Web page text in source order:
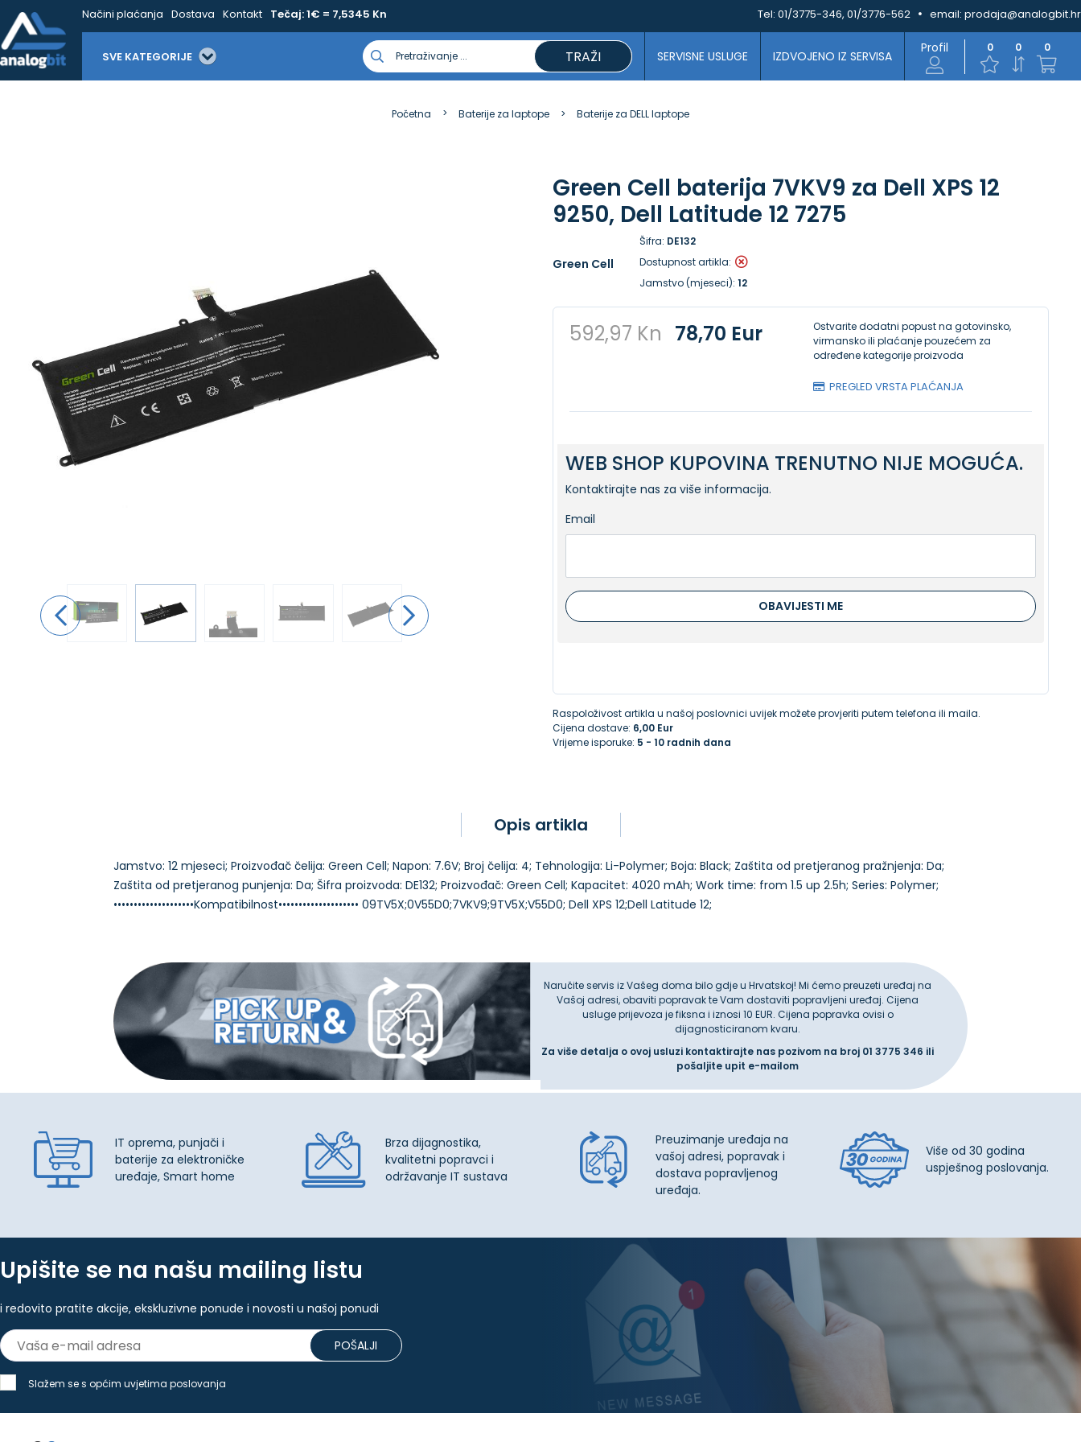
Načini plaćanja Dostava Kontakt Tečaj: 1€ = 7,5345 Kn Tel: 01/3775-346, 01/3776-562 email: prodaja@analogbit.hr
SVE KATEGORIJE TRAŽI SERVISNE USLUGE IZDVOJENO IZ SERVISA
0
0
0
Profil
Početna Baterije za laptope Baterije za DELL laptope
Green Cell baterija 7VKV9 za Dell XPS 12
9250, Dell Latitude 12 7275
Green Cell
Šifra: DE132
Dostupnost artikla:
Jamstvo (mjeseci): 12
592,97 Kn 78,70 Eur
Ostvarite dodatni popust na gotovinsko,
virmansko ili plaćanje pouzećem za
određene kategorije proizvoda
PREGLED VRSTA PLAĆANJA
WEB SHOP KUPOVINA TRENUTNO NIJE MOGUĆA.
Kontaktirajte nas za više informacija.
Email
OBAVIJESTI ME
Raspoloživost artikla u našoj poslovnici uvijek možete provjeriti putem telefona ili maila.
Cijena dostave: 6,00 Eur
Vrijeme isporuke: 5 - 10 radnih dana
Opis artikla
Jamstvo: 12 mjeseci; Proizvođač čelija: Green Cell; Napon: 7.6V; Broj čelija: 4; Tehnologija: Li-Polymer; Boja: Black; Zaštita od pretjeranog pražnjenja: Da;
Zaštita od pretjeranog punjenja: Da; Šifra proizvoda: DE132; Proizvođač: Green Cell; Kapacitet: 4020 mAh; Work time: from 1.5 up 2.5h; Series: Polymer;
Naručite servis iz Vašeg doma bilo gdje u Hrvatskoj! Mi ćemo preuzeti uređaj na
Vašoj adresi, obaviti popravak te Vam dostaviti popravljeni uređaj. Cijena
usluge prijevoza je fiksna i iznosi 10 EUR. Cijena popravka ovisi o
dijagnosticiranom kvaru.
Za više detalja o ovoj usluzi kontaktirajte nas pozivom na broj 01 3775 346 ili
pošaljite upit e-mailom
IT oprema, punjači i
baterije za elektroničke
uređaje, Smart home
Brza dijagnostika,
kvalitetni popravci i
održavanje IT sustava
Preuzimanje uređaja na
vašoj adresi, popravak i
dostava popravljenog
uređaja.
Više od 30 godina
uspješnog poslovanja.
Upišite se na našu mailing listu
i redovito pratite akcije, ekskluzivne ponude i novosti u našoj ponudi
POŠALJI
Slažem se s općim uvjetima poslovanja